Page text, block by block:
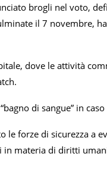
brogli nel voto,
il 7 novembre,
dove le attività
di sangue” in
forze di sicurezza a
materia di diritti